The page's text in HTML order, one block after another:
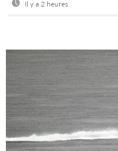
Il y a 2 heures